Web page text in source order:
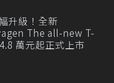
升級！全新
The all-new T-
萬元起正式上市